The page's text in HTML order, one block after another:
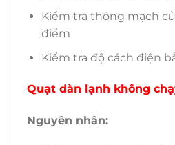
Kiểm tra thông mạch
điểm
Kiểm tra độ cách điện
Quạt dàn lạnh không
Nguyên nhân: